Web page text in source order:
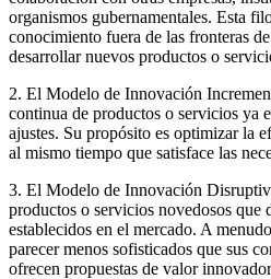
organismos gubernamentales. Esta
conocimiento fuera de las fronteras
desarrollar nuevos productos o
2. El Modelo de Innovación
continua de productos o servicios ya
ajustes. Su propósito es optimizar la
al mismo tiempo que satisface las
3. El Modelo de Innovación
productos o servicios novedosos que
establecidos en el mercado. A
parecer menos sofisticados que sus
ofrecen propuestas de valor